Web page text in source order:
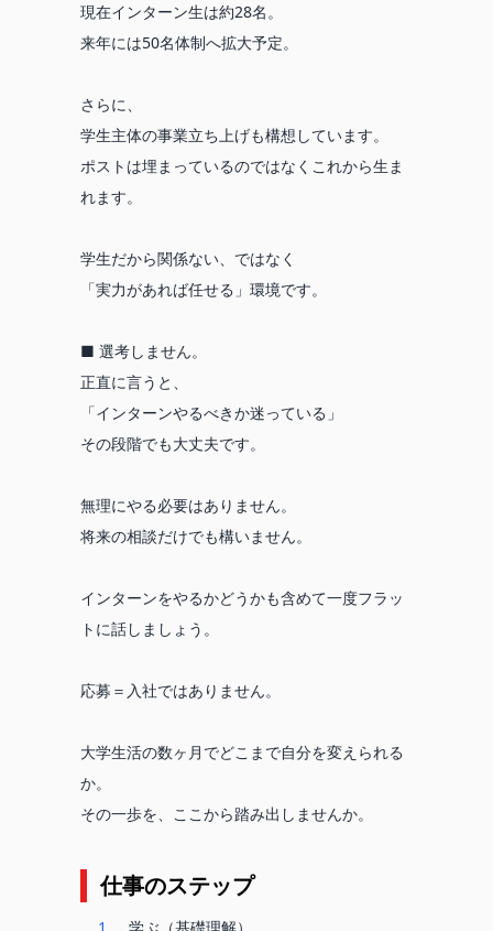
現在インターン生は約28名。
来年には50名体制へ拡大予定。
さらに、
学生主体の事業立ち上げも構想しています。
ポストは埋まっているのではなくこれから生ま
れます。
学生だから関係ない、ではなく
「実力があれば任せる」環境です。
■ 選考しません。
正直に言うと、
「インターンやるべきか迷っている」
その段階でも大丈夫です。
無理にやる必要はありません。
将来の相談だけでも構いません。
インターンをやるかどうかも含めて一度フラッ
トに話しましょう。
応募＝入社ではありません。
大学生活の数ヶ月でどこまで自分を変えられる
か。
その一歩を、ここから踏み出しませんか。
仕事のステップ